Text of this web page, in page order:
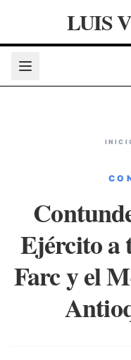
LUIS
Ejército a
Farc y el